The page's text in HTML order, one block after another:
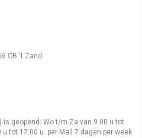
CB 't Zand
geopend: Wo t/m Za van 9.00 u tot
tot 17.00 u. per Mail 7 dagen per week